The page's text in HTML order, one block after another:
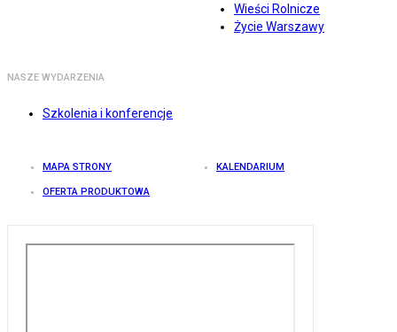
Wieści Rolnicze
Życie Warszawy
NASZE WYDARZENIA
Szkolenia i konferencje
MAPA STRONY KALENDARIUM
OFERTA PRODUKTOWA